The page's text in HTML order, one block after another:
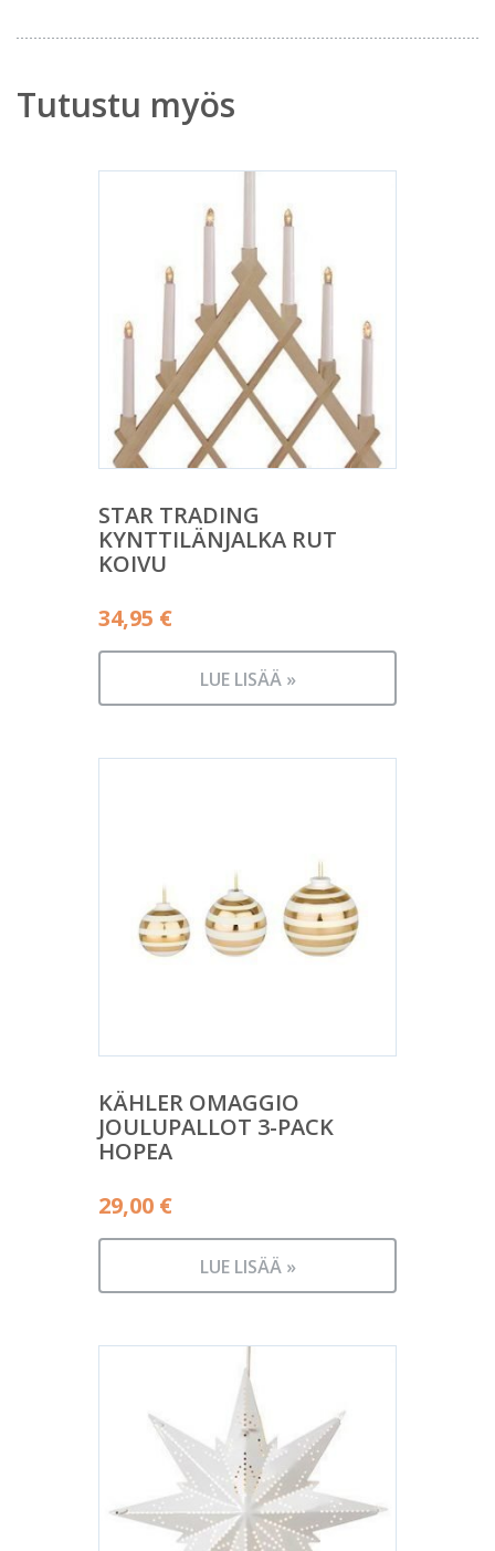
Tutustu myös
STAR TRADING
KYNTTILÄNJALKA RUT
KOIVU
34,95 €
LUE LISÄÄ »
KÄHLER OMAGGIO
JOULUPALLOT 3-PACK
HOPEA
29,00 €
LUE LISÄÄ »